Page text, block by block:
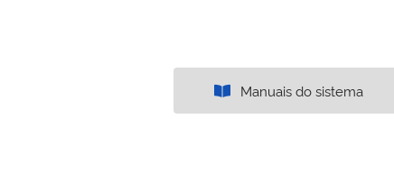
Manuais do sistema